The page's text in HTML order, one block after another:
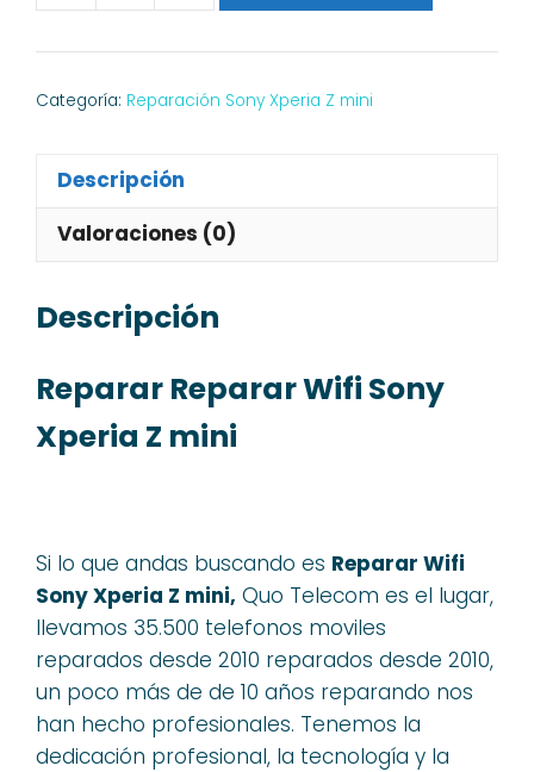
Sony
Xperia
Categoría: Reparación Sony Xperia Z mini
Descripción
Valoraciones (0)
Descripción
Reparar Reparar Wifi Sony
Xperia Z mini
Si lo que andas buscando es Reparar Wifi
Sony Xperia Z mini, Quo Telecom es el lugar,
llevamos 35.500 telefonos moviles
reparados desde 2010 reparados desde 2010,
un poco más de de 10 años reparando nos
han hecho profesionales. Tenemos la
dedicación profesional, la tecnología y la